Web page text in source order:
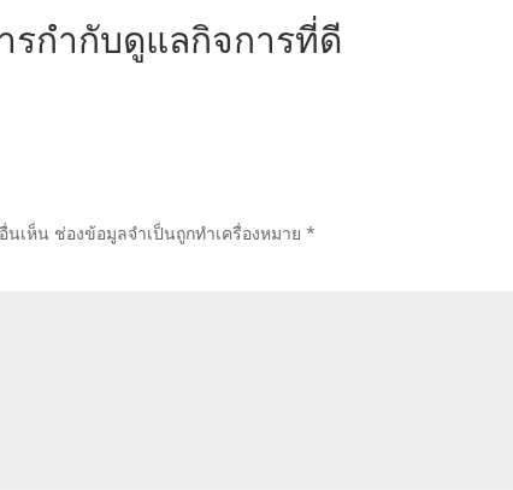
รกำกับดูแลกิจการที่ดี
นเห็น ช่องข้อมูลจำเป็นถูกทำเครื่องหมาย*